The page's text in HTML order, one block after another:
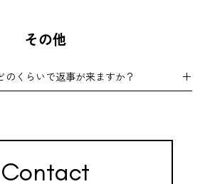
その他
のくらいで返事が来ますか？
Contact